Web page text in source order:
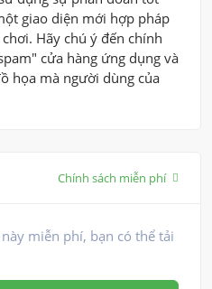
giao diện mới hợp pháp
Hãy chú ý đến chính
cửa hàng ứng dụng và
họa mà người dùng của
Chính sách miễn phí
miễn phí, bạn có thể tải